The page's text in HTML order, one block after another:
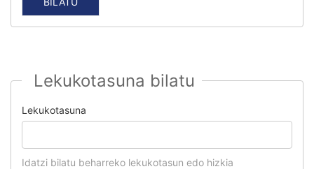
Lekukotasuna bilatu
Lekukotasuna
Idatzi bilatu beharreko lekukotasun edo hizkia